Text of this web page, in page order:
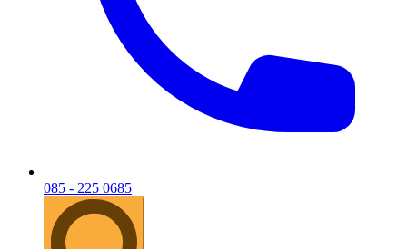
085 - 225 0685